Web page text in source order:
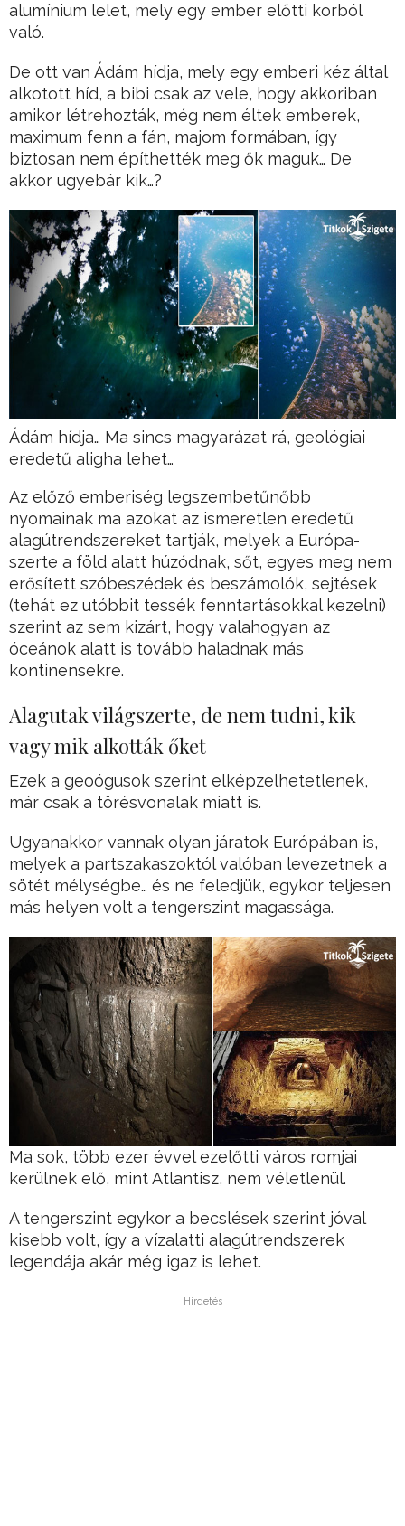
alumínium lelet, mely egy ember előtti korból
való.
De ott van Ádám hídja, mely egy emberi kéz által
alkotott híd, a bibi csak az vele, hogy akkoriban
amikor létrehozták, még nem éltek emberek,
maximum fenn a fán, majom formában, így
biztosan nem építhették meg ők maguk… De
akkor ugyebár kik…?
Ádám hídja… Ma sincs magyarázat rá, geológiai
eredetű aligha lehet…
Az előző emberiség legszembetűnőbb
nyomainak ma azokat az ismeretlen eredetű
alagútrendszereket tartják, melyek a Európa-
szerte a föld alatt húzódnak, sőt, egyes meg nem
erősített szóbeszédek és beszámolók, sejtések
(tehát ez utóbbit tessék fenntartásokkal kezelni)
szerint az sem kizárt, hogy valahogyan az
óceánok alatt is tovább haladnak más
kontinensekre.
Alagutak világszerte, de nem tudni, kik
vagy mik alkották őket
Ezek a geoógusok szerint elképzelhetetlenek,
már csak a törésvonalak miatt is.
Ugyanakkor vannak olyan járatok Európában is,
melyek a partszakaszoktól valóban levezetnek a
sötét mélységbe… és ne feledjük, egykor teljesen
más helyen volt a tengerszint magassága.
Ma sok, több ezer évvel ezelőtti város romjai
kerülnek elő, mint Atlantisz, nem véletlenül.
A tengerszint egykor a becslések szerint jóval
kisebb volt, így a vízalatti alagútrendszerek
legendája akár még igaz is lehet.
Hirdetés